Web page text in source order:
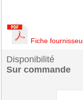
Fiche
Disponibilité
Sur commande